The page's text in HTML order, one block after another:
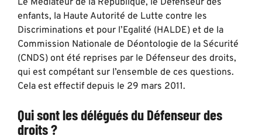
Le Médiateur de la République, le Défenseur des
enfants, la Haute Autorité de Lutte contre les
Discriminations et pour l’Egalité (HALDE) et de la
Commission Nationale de Déontologie de la Sécurité
(CNDS) ont été reprises par le Défenseur des droits,
qui est compétant sur l’ensemble de ces questions.
Cela est effectif depuis le 29 mars 2011.
Qui sont les délégués du Défenseur des
droits ?